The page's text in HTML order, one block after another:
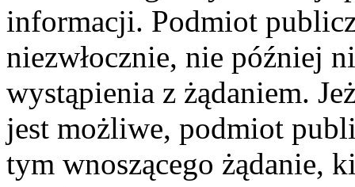
informacji. Podmiot
niezwłocznie, nie później
wystąpienia z żądaniem.
jest możliwe, podmiot
tym wnoszącego żądanie,